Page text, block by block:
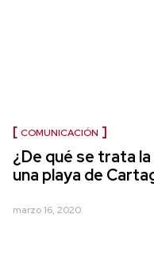
COMUNICACIÓN
¿De qué se trata
una playa de
marzo 16, 2020